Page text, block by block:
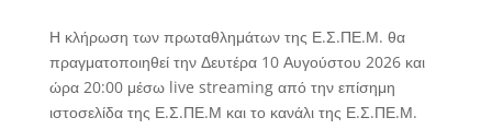
Η κλήρωση των πρωταθλημάτων της Ε.Σ.ΠΕ.Μ. θα
πραγματοποιηθεί την Δευτέρα 10 Αυγούστου 2026 και
ώρα 20:00 μέσω live streaming από την επίσημη
ιστοσελίδα της Ε.Σ.ΠΕ.Μ και το κανάλι της Ε.Σ.ΠΕ.Μ.